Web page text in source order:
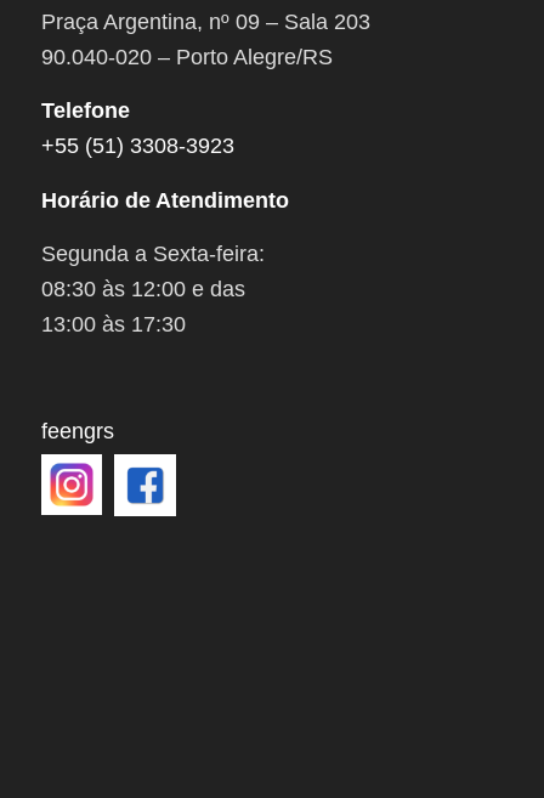
Praça Argentina, nº 09 – Sala 203
90.040-020 – Porto Alegre/RS
Telefone
+55 (51) 3308-3923
Horário de Atendimento
Segunda a Sexta-feira:
08:30 às 12:00 e das
13:00 às 17:30
feengrs